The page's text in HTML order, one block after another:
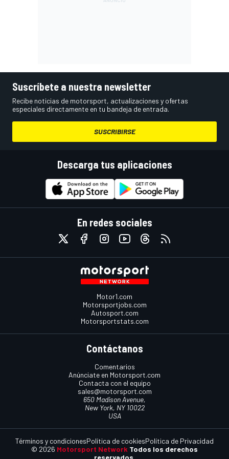
Suscríbete a nuestra newsletter
Recibe noticias de motorsport, actualizaciones y ofertas
especiales directamente en tu bandeja de entrada.
SUSCRIBIRSE
Descarga tus aplicaciones
En redes sociales
Motor1.com
Motorsportjobs.com
Autosport.com
Motorsportstats.com
Contáctanos
Comentarios
Anúnciate en Motorsport.com
Contacta con el equipo
sales@motorsport.com
650 Madison Avenue,
New York, NY 10022
USA
© 2026 Motorsport Network Todos los derechos
reservados.
Términos y condicionesPolítica de cookiesPolítica de Privacidad